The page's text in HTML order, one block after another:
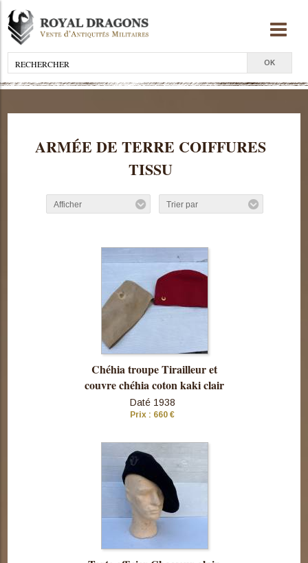
ARMÉE DE TERRE COIFFURES
TISSU
Afficher Trier par
cette pièce
Chéhia troupe Tirailleur et
couvre chéhia coton kaki clair
Daté 1938
Prix : 660 €